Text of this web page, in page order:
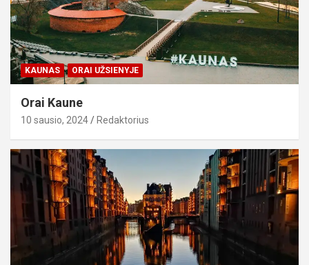
KAUNAS ORAI UŽSIENYJE
Orai Kaune
10 sausio, 2024 Redaktorius